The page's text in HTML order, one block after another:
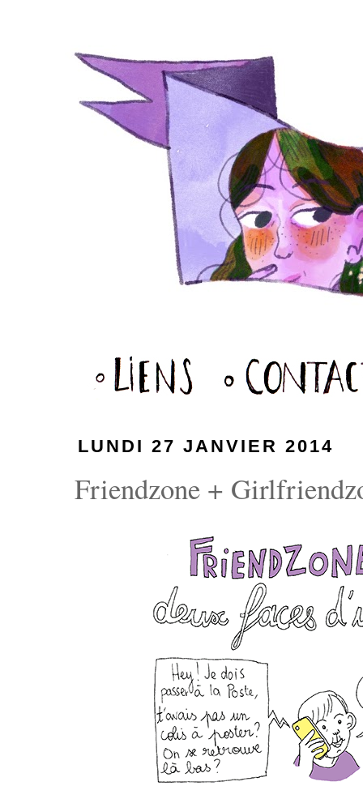
LUNDI 27 JANVIER 2014
Friendzone +